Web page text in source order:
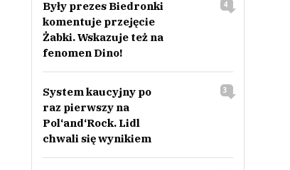
Były prezes Biedronki
komentuje przejęcie
Żabki. Wskazuje też na
fenomen Dino!
4
System kaucyjny po
raz pierwszy na
Pol‘and‘Rock. Lidl
chwali się wynikiem
3